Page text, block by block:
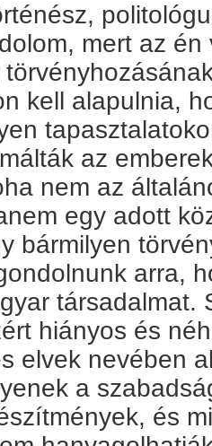
mert az én
kell alapulnia,
az
nem az
egy adott
bármilyen
arra,
társadalmat.
hiányos és
elvek nevében
a
és